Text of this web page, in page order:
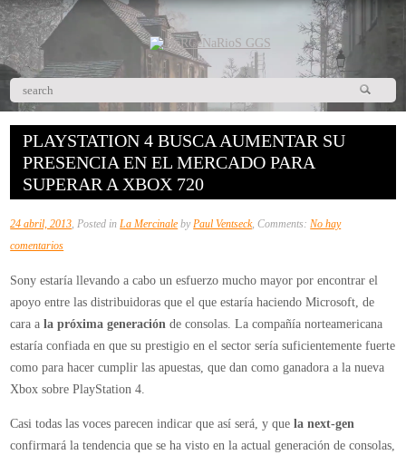
PLAYSTATION 4 BUSCA AUMENTAR SU
PRESENCIA EN EL MERCADO PARA
SUPERAR A XBOX 720
24 abril, 2013, Posted inLa Mercinale byPaul Ventseck, Comments:No hay
comentariosen
4
busca
aumentar
su
presencia
en
el
mercado
Sony estaría llevando a cabo un esfuerzo mucho mayor por encontrar el
apoyo entre las distribuidoras que el que estaría haciendo Microsoft, de
cara ala próxima generación de consolas. La compañía norteamericana
estaría confiada en que su prestigio en el sector sería suficientemente fuerte
como para hacer cumplir las apuestas, que dan como ganadora a la nueva
Xbox sobre PlayStation 4.
Casi todas las voces parecen indicar que así será, y quela next-gen
confirmará la tendencia que se ha visto en la actual generación de consolas,